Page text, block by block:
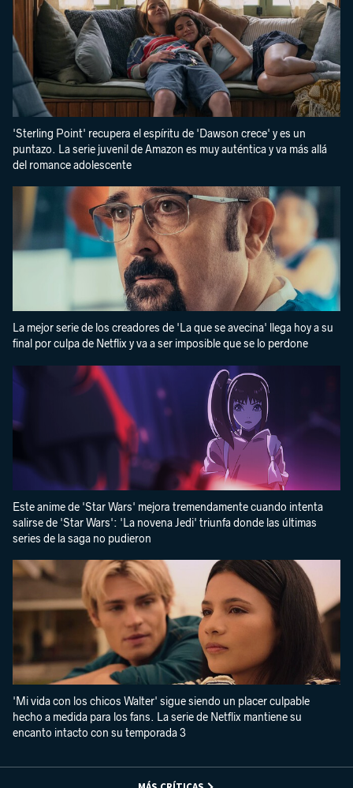
'Sterling Point' recupera el espíritu de 'Dawson crece' y es un
puntazo. La serie juvenil de Amazon es muy auténtica y va más allá
del romance adolescente
La mejor serie de los creadores de 'La que se avecina' llega hoy a su
final por culpa de Netflix y va a ser imposible que se lo perdone
Este anime de 'Star Wars' mejora tremendamente cuando intenta
salirse de 'Star Wars': 'La novena Jedi' triunfa donde las últimas
series de la saga no pudieron
'Mi vida con los chicos Walter' sigue siendo un placer culpable
hecho a medida para los fans. La serie de Netflix mantiene su
encanto intacto con su temporada 3